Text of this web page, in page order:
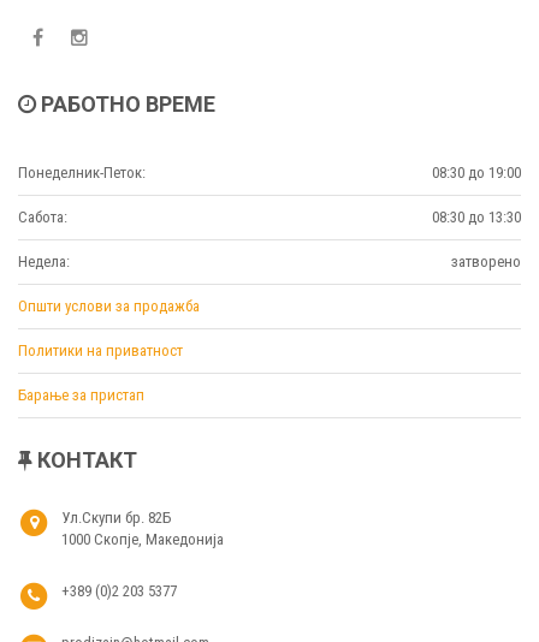
РАБОТНО ВРЕМЕ
Понеделник-Петок: 08:30 до 19:00
Сабота: 08:30 до 13:30
Недела: затворено
Општи услови за продажба
Политики на приватност
Барање за пристап
КОНТАКТ
Ул.Скупи бр. 82Б
1000 Скопје, Македонија
+389 (0)2 203 5377